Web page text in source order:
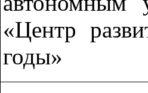
«Центр
годы»